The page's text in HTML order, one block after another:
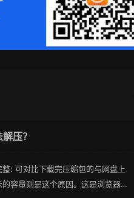
压？
: 可对比下载完压缩包的与网盘上
容量则是这个原因。这是浏览器